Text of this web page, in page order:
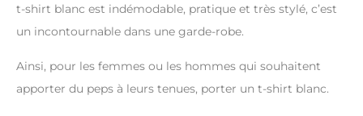
t-shirt blanc est indémodable, pratique et très stylé, c’est
un incontournable dans une garde-robe.
Ainsi, pour les femmes ou les hommes qui souhaitent
apporter du peps à leurs tenues, porter un t-shirt blanc.